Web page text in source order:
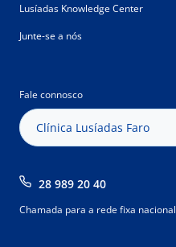
Lusíadas Knowledge Center
Junte-se a nós
Fale connosco
Clínica Lusíadas Faro
28 989 20 40
Chamada para a rede fixa nacional